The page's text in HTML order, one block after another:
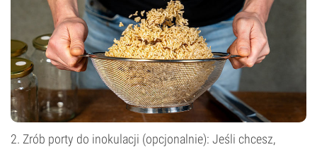
2. Zrób porty do inokulacji (opcjonalnie): Jeśli chcesz,